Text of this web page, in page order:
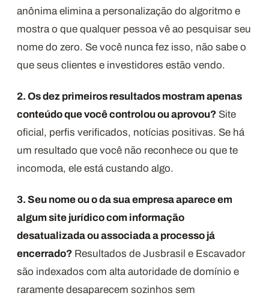
anônima elimina a personalização do algoritmo e
mostra o que qualquer pessoa vê ao pesquisar seu
nome do zero. Se você nunca fez isso, não sabe o
que seus clientes e investidores estão vendo.
2. Os dez primeiros resultados mostram apenas
conteúdo que você controlou ou aprovou? Site
oficial, perfis verificados, notícias positivas. Se há
um resultado que você não reconhece ou que te
incomoda, ele está custando algo.
3. Seu nome ou o da sua empresa aparece em
algum site jurídico com informação
desatualizada ou associada a processo já
encerrado? Resultados de Jusbrasil e Escavador
são indexados com alta autoridade de domínio e
raramente desaparecem sozinhos sem